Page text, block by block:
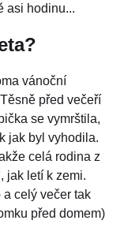
asi hodinu...
vánoční
před večeří
se vymrštila,
jak byl vyhodila.
celá rodina z
jak letí k zemi.
celý večer tak
před domem)